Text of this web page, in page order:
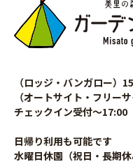
（ロッジ・バンガロー）
（オートサイト・フリー
チェックイン受付〜17:00
日帰り利用も可能です
水曜日休園（祝日・長期休